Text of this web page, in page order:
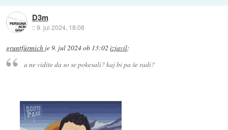
D3m
::9. jul 2024, 18:08
gruntfürmich je9. jul 2024 ob 13:02 izjavil:
a ne vidite da so se pokesali? kaj bi pa še radi?